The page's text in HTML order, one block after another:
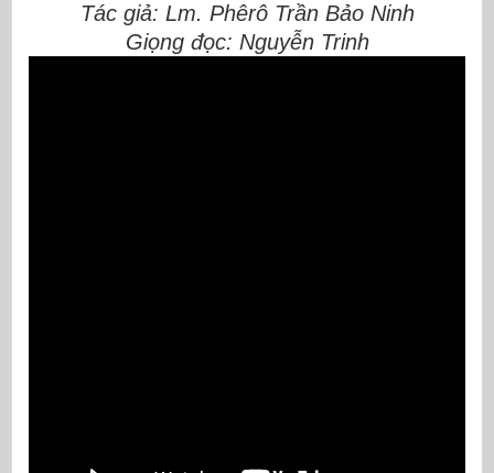
Tác giả: Lm. Phêrô Trần Bảo Ninh
Giọng đọc: Nguyễn Trinh